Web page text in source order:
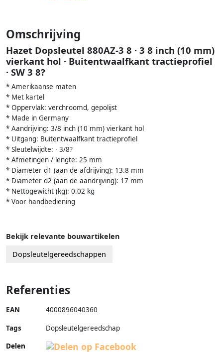
Omschrijving
Hazet Dopsleutel 880AZ-3 8 · 3 8 inch (10 mm)
vierkant hol · Buitentwaalfkant tractieprofiel
· SW 3 8?
* Amerikaanse maten
* Met kartel
* Oppervlak: verchroomd, gepolijst
* Made in Germany
* Aandrijving: 3/8 inch (10 mm) vierkant hol
* Uitgang: Buitentwaalfkant tractieprofiel
* Sleutelwijdte: · 3/8?
* Afmetingen / lengte: 25 mm
* Diameter d1 (aan de afdrijving): 13.8 mm
* Diameter d2 (aan de aandrijving): 17 mm
* Nettogewicht (kg): 0.02 kg
* Voor handbediening
Bekijk relevante bouwartikelen
Dopsleutelgereedschappen
Referenties
EAN 4000896040360
Tags
Dopsleutelgereedschap
Delen